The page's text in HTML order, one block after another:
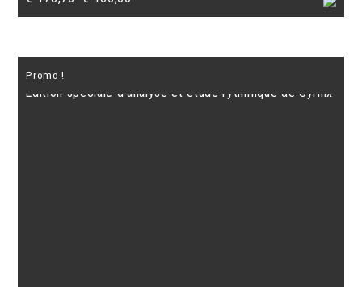
prix
était :
prix
est :
Promo !
Edition spéciale d’analyse et etude rythmique de Syrinx